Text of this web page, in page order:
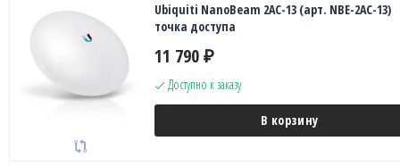
Ubiquiti NanoBeam 2AC-13 (арт. NBE-2AC-13)
точка доступа
11 790 ₽
Доступно к заказу
В корзину